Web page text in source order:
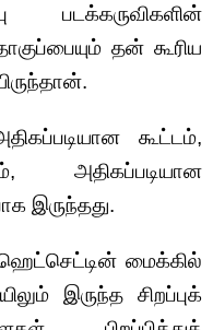
படக்கருவிகளின்
தன் கூரிய
கூட்டம்,
அதிகப்படியான
இருந்தது.
ஹெட்செட்டின் மைக்கில்
இருந்த சிறப்புக்